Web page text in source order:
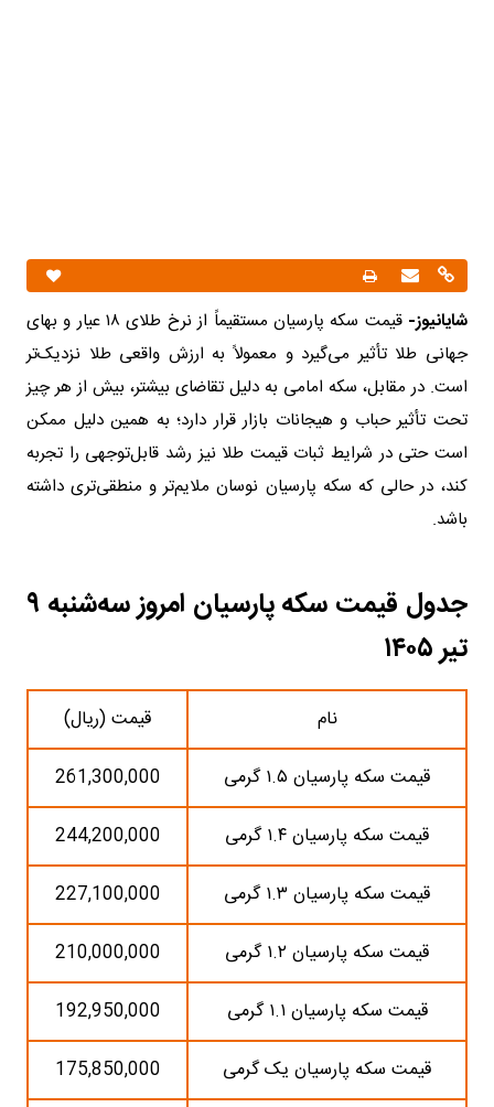
شایانیوز-
قیمت سکه پارسیان مستقیماً از نرخ طلای ۱۸ عیار و بهای
جهانی طلا تأثیر می‌گیرد و معمولاً به ارزش واقعی طلا نزدیک‌تر
است. در مقابل، سکه امامی به دلیل تقاضای بیشتر، بیش از هر چیز
تحت تأثیر حباب و هیجانات بازار قرار دارد؛ به همین دلیل ممکن
است حتی در شرایط ثبات قیمت طلا نیز رشد قابل‌توجهی را تجربه
کند، در حالی که سکه پارسیان نوسان ملایم‌تر و منطقی‌تری داشته
باشد.
جدول قیمت سکه پارسیان امروز سه‌شنبه ۹
تیر ۱۴۰۵
نام
قیمت (ریال)
قیمت سکه پارسیان ۱.۵ گرمی
261,300,000
قیمت سکه پارسیان ۱.۴ گرمی
244,200,000
قیمت سکه پارسیان ۱.۳ گرمی
227,100,000
قیمت سکه پارسیان ۱.۲ گرمی
210,000,000
قیمت سکه پارسیان ۱.۱ گرمی
192,950,000
قیمت سکه پارسیان یک گرمی
175,850,000